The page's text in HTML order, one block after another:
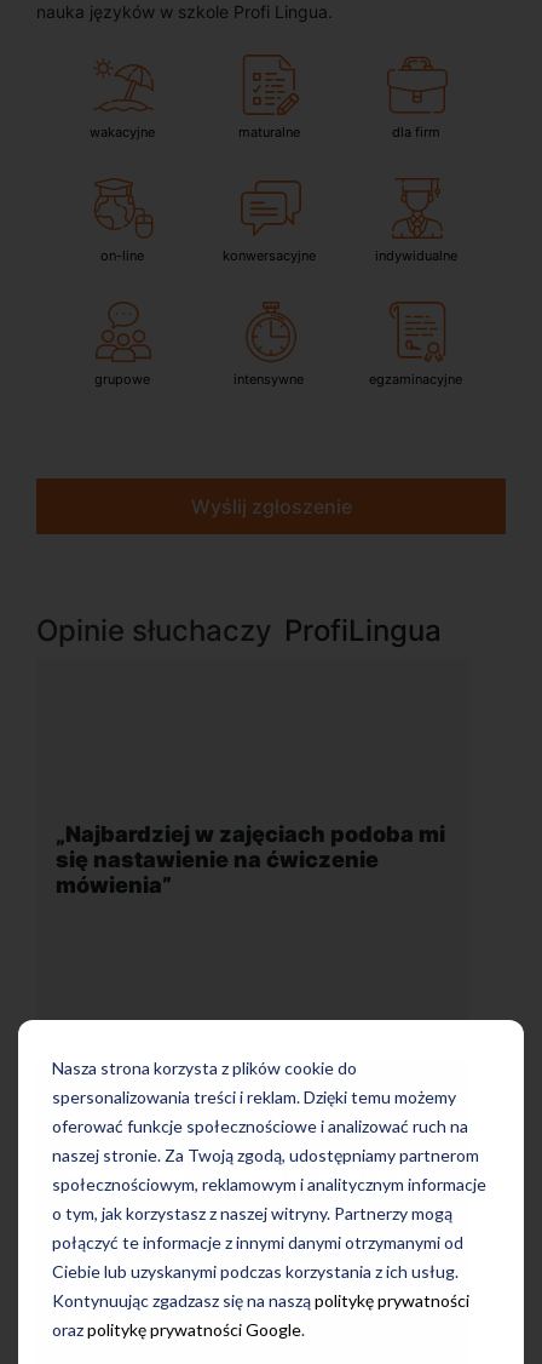
Nasza strona korzysta z plików cookie do
spersonalizowania treści i reklam. Dzięki temu możemy
oferować funkcje społecznościowe i analizować ruch na
naszej stronie. Za Twoją zgodą, udostępniamy partnerom
społecznościowym, reklamowym i analitycznym informacje
o tym, jak korzystasz z naszej witryny. Partnerzy mogą
połączyć te informacje z innymi danymi otrzymanymi od
Ciebie lub uzyskanymi podczas korzystania z ich usług.
Kontynuując zgadzasz się na nasząpolitykę prywatności
orazpolitykę prywatności Google.
nauka języków w szkole Profi Lingua.
wakacyjne maturalne dla firm
on-line konwersacyjne indywidualne
grupowe intensywne egzaminacyjne
Wyślij zgłoszenie
Opinie słuchaczy ProfiLingua
mi
„Wygodna, nowoczesna szkoła
położona w dogodnej lokalizacji”
Uczę się w tej szkole od 4 lat i jestem
bardzo zadowolona. Zajęcia z nativami,
wygodna, nowoczesna szkoła położona
w dogodnej lokalizacji, bo tuż przy
wyjściu z metra, mili pracownicy,
bardzo konkurencyjna cena kursu i
najlepsza Pani manager, która służy
pomocą w każdej chwili! Polecam!